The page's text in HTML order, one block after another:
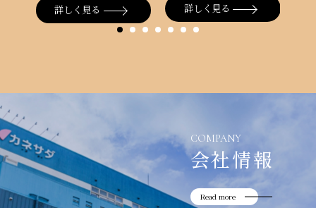
詳しく見る 詳しく見る
COMPANY
会社情報
Read more